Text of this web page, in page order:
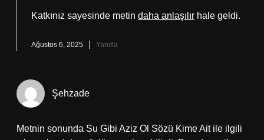
Katkınız sayesinde metin daha anlaşılır hale geldi.
Ağustos 6, 2025 Yanıtla
Şehzade
Metnin sonunda Su Gibi Aziz Ol Sözü Kime Ait ile ilgili